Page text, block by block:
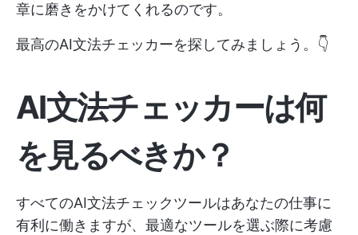
章に磨きをかけてくれるのです。
最高のAI文法チェッカーを探してみましょう。👇
AI文法チェッカーは何
を見るべきか？
すべてのAI文法チェックツールはあなたの仕事に
有利に働きますが、最適なツールを選ぶ際に考慮